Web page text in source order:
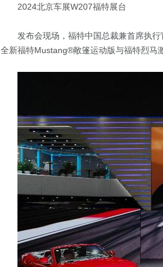
2024北京车展W207福特展台
发布会现场，福特中国总裁兼首席执
全新福特Mustang®敞篷运动版与福特烈马激